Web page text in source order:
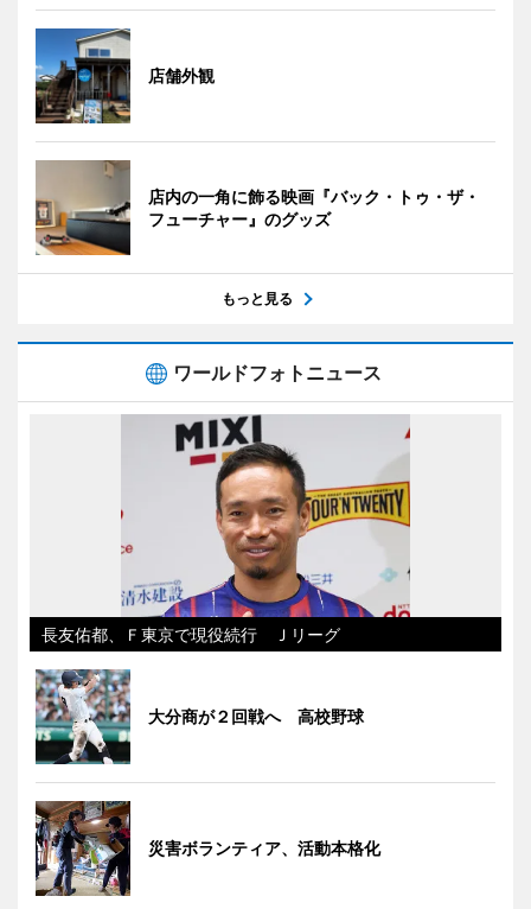
店舗外観
店内の一角に飾る映画『バック・トゥ・ザ・
フューチャー』のグッズ
もっと見る
ワールドフォトニュース
長友佑都、Ｆ東京で現役続行 Ｊリーグ
大分商が２回戦へ 高校野球
災害ボランティア、活動本格化